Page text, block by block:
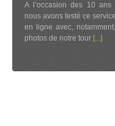
A l’occasion des 10 ans
nous avons testé ce
en ligne avec,
photos de notre tour [...]